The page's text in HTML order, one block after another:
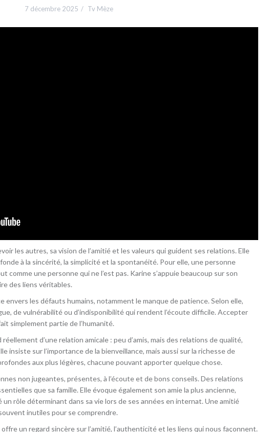
7 décembre 2025 Tv Mèze
les autres, sa vision de l’amitié et les valeurs qui guident ses relations. Elle
à la sincérité, la simplicité et la spontanéité. Pour elle, une personne
comme une personne qui ne l’est pas. Karine s’appuie beaucoup sur son
des liens véritables.
envers les défauts humains, notamment le manque de patience. Selon elle,
de vulnérabilité ou d’indisponibilité qui rendent l’écoute difficile. Accepter
simplement partie de l’humanité.
d’une relation amicale : peu d’amis, mais des relations de qualité,
insiste sur l’importance de la bienveillance, mais aussi sur la richesse de
aux plus légères, chacune pouvant apporter quelque chose.
non jugeantes, présentes, à l’écoute et de bons conseils. Des relations
que sa famille. Elle évoque également son amie la plus ancienne,
un rôle déterminant dans sa vie lors de ses années en internat. Une amitié
inutiles pour se comprendre.
un regard sincère sur l’amitié, l’authenticité et les liens qui nous façonnent.